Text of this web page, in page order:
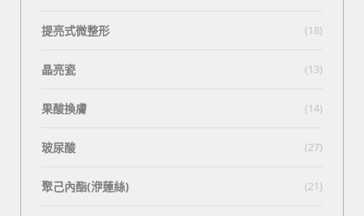
提亮式微整形 (18)
晶亮瓷 (13)
果酸換膚 (14)
玻尿酸 (27)
聚己內酯(洢蓮絲) (21)